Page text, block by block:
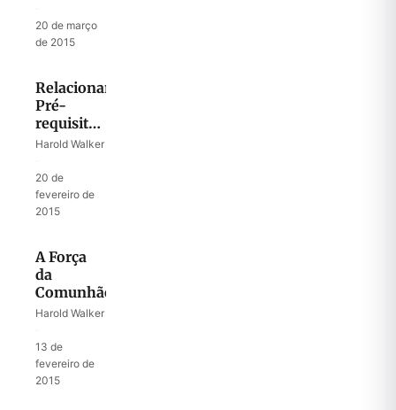
20 de março
de 2015
Relacionamentos:
Pré-
requisito
à
Harold Walker
20 de
fevereiro de
2015
A Força
da
Comunhão
Harold Walker
13 de
fevereiro de
2015